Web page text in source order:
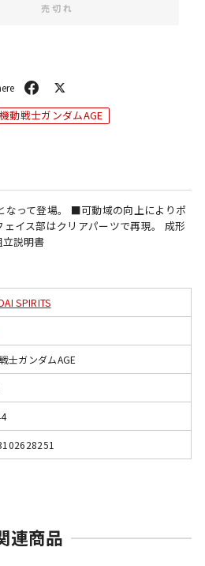
売切れ
シ
ア
ト
機動戦士ガンダムAGE
って登場。 ■可動域の向上によりポ
イス部はクリアパーツで再現。 成形
説明書
SPIRITS
士ガンダムAGE
連商品